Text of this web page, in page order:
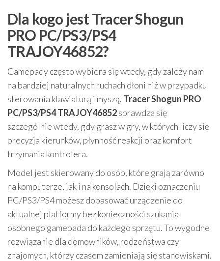
Dla kogo jest Tracer Shogun
PRO PC/PS3/PS4
TRAJOY46852?
Gamepady często wybiera się wtedy, gdy zależy nam
na bardziej naturalnych ruchach dłoni niż w przypadku
sterowania klawiaturą i myszą. Tracer Shogun PRO
PC/PS3/PS4 TRAJOY46852sprawdza się
szczególnie wtedy, gdy grasz w gry, w których liczy się
precyzja kierunków, płynność reakcji oraz komfort
trzymania kontrolera.
Model jest skierowany do osób, które grają zarówno
na komputerze, jak i na konsolach. Dzięki oznaczeniu
PC/PS3/PS4 możesz dopasować urządzenie do
aktualnej platformy bez konieczności szukania
osobnego gamepada do każdego sprzętu. To wygodne
rozwiązanie dla domowników, rodzeństwa czy
znajomych, którzy czasem zamieniają się stanowiskami.